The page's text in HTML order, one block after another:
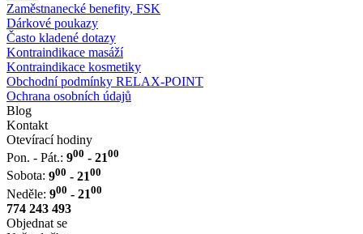
Zaměstnanecké benefity, FSK
Dárkové poukazy
Často kladené dotazy
Kontraindikace masáží
Kontraindikace kosmetiky
Obchodní podmínky RELAX-POINT
Ochrana osobních údajů
Blog
Kontakt
Otevírací hodiny
Pon. - Pát.: 900 - 2100
Sobota: 900 - 2100
Neděle: 900 - 2100
774 243 493
Objednat se